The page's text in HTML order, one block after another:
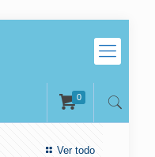
0
Ver todo